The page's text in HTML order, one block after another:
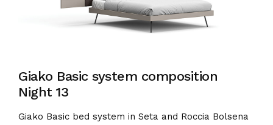
Giako Basic system composition
Night 13
Giako Basic bed system in Seta and Roccia Bolsena